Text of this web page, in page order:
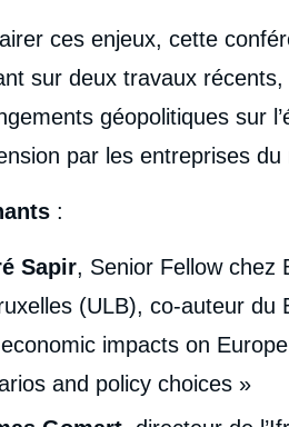
ces enjeux, cette
sur deux travaux
géopolitiques sur
par les entreprises
:
Sapir, Senior Fellow chez
(ULB), co-auteur du
impacts on
and policy choices »